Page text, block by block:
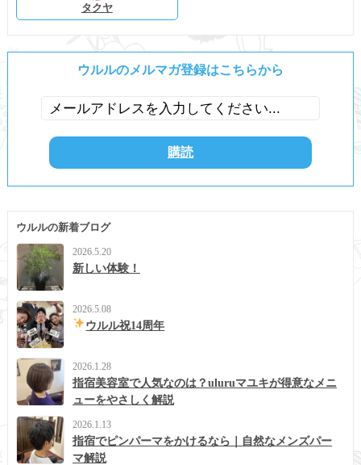
タクヤ
ウルルのメルマガ登録はこちらから
ウルルの新着ブログ
2026.5.20
新しい体験！
2026.5.08
ウルル祝14周年
2026.1.28
指宿美容室で人気なのは？uluruマユキが得意なメニ
ューをやさしく解説
2026.1.13
指宿でピンパーマをかけるなら｜自然なメンズパー
マ解説